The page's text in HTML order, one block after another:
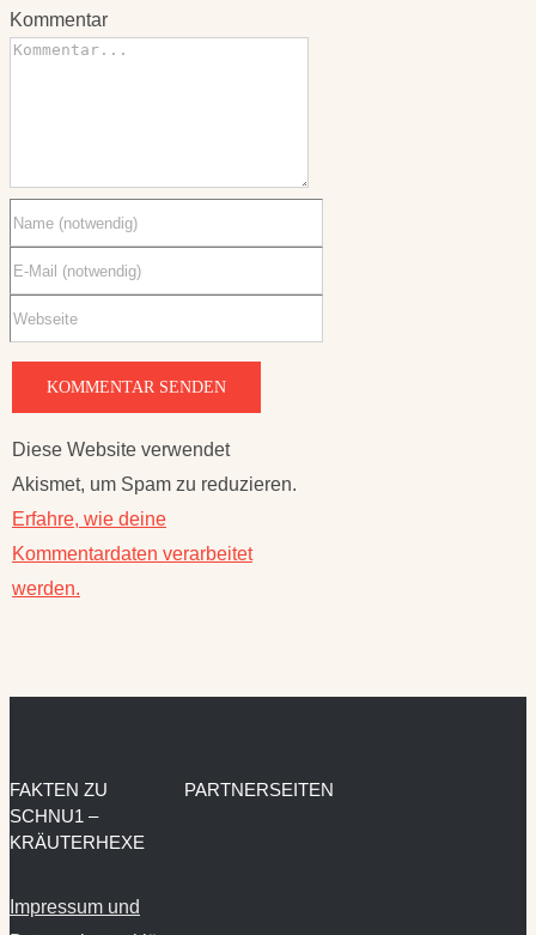
Akismet, um Spam zu reduzieren.
Erfahre, wie deine
Kommentardaten verarbeitet
werden.
SCHNU1 –
KRÄUTERHEXE
Datenschutzerklärung